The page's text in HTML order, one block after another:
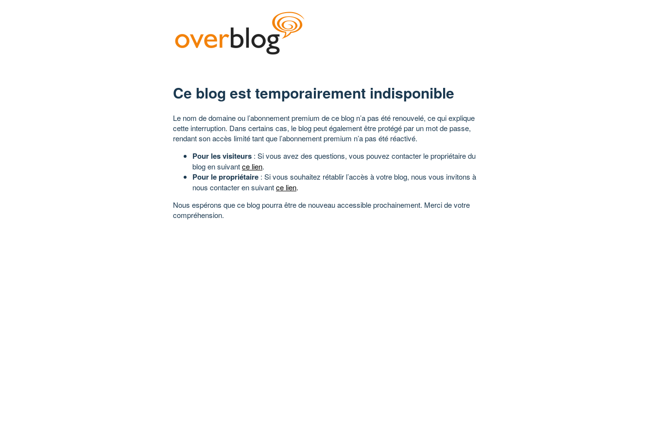
Ce blog est temporairement indisponible
Le nom de domaine ou l’abonnement premium de ce blog n’a pas été renouvelé, ce qui explique
cette interruption. Dans certains cas, le blog peut également être protégé par un mot de passe,
rendant son accès limité tant que l’abonnement premium n’a pas été réactivé.
Pour les visiteurs : Si vous avez des questions, vous pouvez contacter le propriétaire du
blog en suivantce lien.
Pour le propriétaire : Si vous souhaitez rétablir l’accès à votre blog, nous vous invitons à
nous contacter en suivantce lien.
Nous espérons que ce blog pourra être de nouveau accessible prochainement. Merci de votre
compréhension.